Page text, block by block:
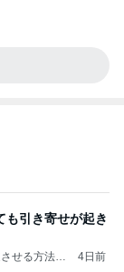
も引き寄せが起き
せる方法：
4日前